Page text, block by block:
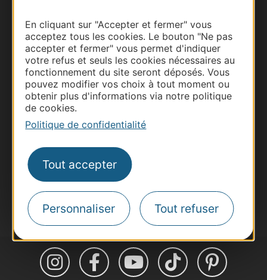
En cliquant sur "Accepter et fermer" vous
acceptez tous les cookies. Le bouton "Ne pas
accepter et fermer" vous permet d'indiquer
votre refus et seuls les cookies nécessaires au
fonctionnement du site seront déposés. Vous
pouvez modifier vos choix à tout moment ou
obtenir plus d'informations via notre politique
de cookies.
Politique de confidentialité
Tout accepter
Personnaliser Tout refuser
Thermalisme
Business/Mice
Pros d'Occitanie
Site presse et d'influence
Voyagistes
Inscrivez-vous à la lettre d'information
Destination Occitanie pour recevoir des
suggestions de séjours, de visites et de sorties.
Je m'abonne